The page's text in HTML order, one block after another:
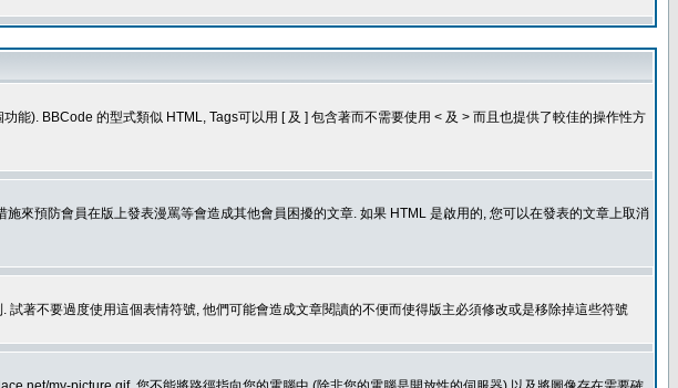
). BBCode 的型式類似 HTML, Tags可以用 [ 及 ] 包含著而不需要使用 < 及 > 而且也提供了較佳的操作性方
施來預防會員在版上發表漫罵等會造成其他會員困擾的文章. 如果 HTML 是啟用的, 您可以在發表的文章上取消
著不要過度使用這個表情符號, 他們可能會造成文章閱讀的不便而使得版主必須修改或是移除掉這些符號